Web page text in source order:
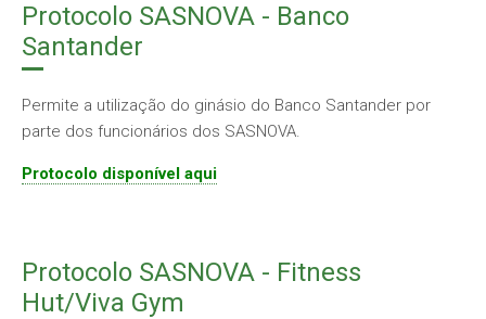
Protocolo SASNOVA - Banco
Santander
Permite a utilização do ginásio do Banco Santander por
parte dos funcionários dos SASNOVA.
Protocolo disponível aqui
Protocolo SASNOVA - Fitness
Hut/Viva Gym